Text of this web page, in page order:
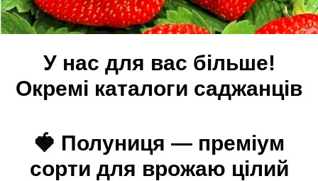
У нас для вас більше!
Окремі каталоги саджанців
🍓 Полуниця — преміум
сорти для врожаю цілий